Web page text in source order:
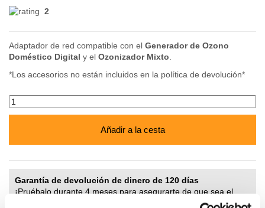
2
Adaptador de red compatible con el Generador de Ozono
Doméstico Digital y el Ozonizador Mixto
*Los accesorios no están incluidos en la política de devolución*
Añadir a la cesta
Garantía de devolución de dinero de 120 días
¡Pruébalo durante 4 meses para asegurarte de que sea el